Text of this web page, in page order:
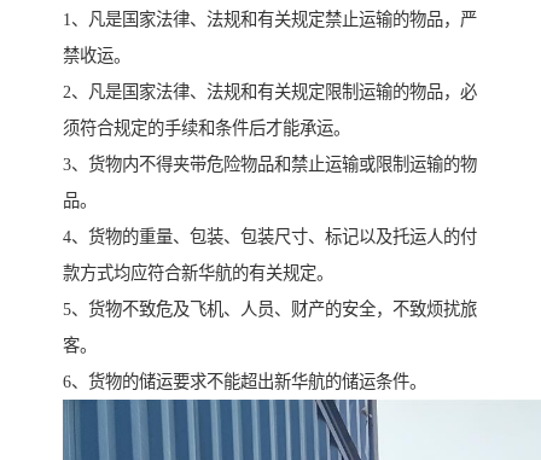
1、凡是国家法律、法规和有关规定禁止运输的物品，严
禁收运。
2、凡是国家法律、法规和有关规定限制运输的物品，必
须符合规定的手续和条件后才能承运。
3、货物内不得夹带危险物品和禁止运输或限制运输的物
品。
4、货物的重量、包装、包装尺寸、标记以及托运人的付
款方式均应符合新华航的有关规定。
5、货物不致危及飞机、人员、财产的安全，不致烦扰旅
客。
6、货物的储运要求不能超出新华航的储运条件。